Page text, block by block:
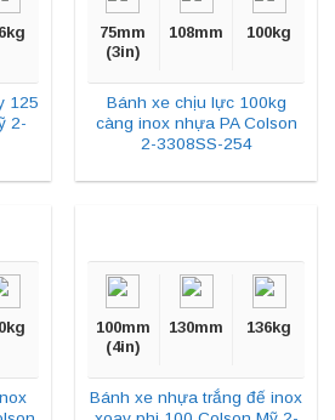
125
2-
75mm
(3in)
108mm 100kg
Bánh xe chịu lực 100kg
càng inox nhựa PA Colson
2-3308SS-254
100mm
(4in)
130mm 136kg
Bánh xe nhựa trắng đế inox